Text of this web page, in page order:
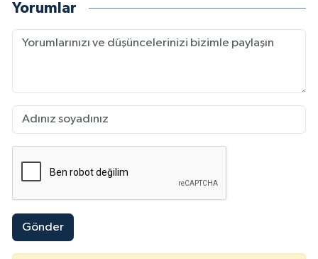
Yorumlar
Gönder